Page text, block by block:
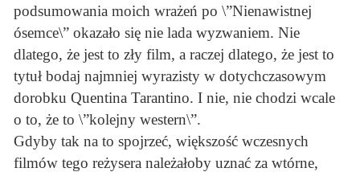
podsumowania moich wrażeń po \”Nienawistnej
ósemce\” okazało się nie lada wyzwaniem. Nie
dlatego, że jest to zły film, a raczej dlatego, że jest to
tytuł bodaj najmniej wyrazisty w dotychczasowym
dorobku Quentina Tarantino. I nie, nie chodzi wcale
o to, że to \”kolejny western\”.
Gdyby tak na to spojrzeć, większość wczesnych
filmów tego reżysera należałoby uznać za wtórne,